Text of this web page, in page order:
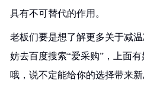
具有不可替代的作用。
老板们要是想了解更多关于减
妨去百度搜索“爱采购”，上面
哦，说不定能给你的选择带来